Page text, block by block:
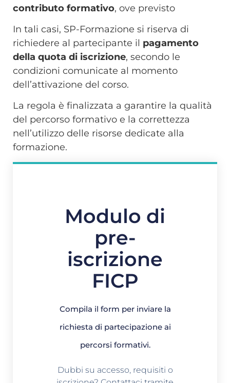
contributo formativo, ove previsto
In tali casi, SP-Formazione si riserva di
richiedere al partecipante il pagamento
della quota di iscrizione, secondo le
condizioni comunicate al momento
dell’attivazione del corso.
La regola è finalizzata a garantire la qualità
del percorso formativo e la correttezza
nell’utilizzo delle risorse dedicate alla
formazione.
Modulo di
pre-
iscrizione
FICP
Compila il form per inviare la
richiesta di partecipazione ai
percorsi formativi.
Dubbi su accesso, requisiti o